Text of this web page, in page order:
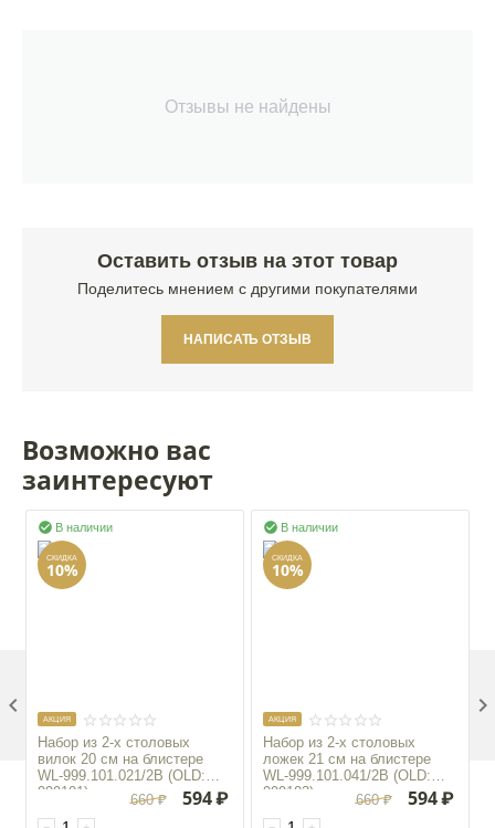
Отзывы не найдены
Оставить отзыв на этот товар
Поделитесь мнением с другими покупателями
НАПИСАТЬ ОТЗЫВ
Возможно вас
заинтересуют
В наличии

СКИДКА
10%
AКЦИЯ
Набор из 2-х столовых
вилок 20 см на блистере
WL‑999.101.021/2B (OLD:
999101)
660 ₽ 594₽
В наличии

СКИДКА
10%
AКЦИЯ
Набор из 2-х столовых
ложек 21 см на блистере
WL‑999.101.041/2B (OLD:
999102)
660 ₽ 594₽
 